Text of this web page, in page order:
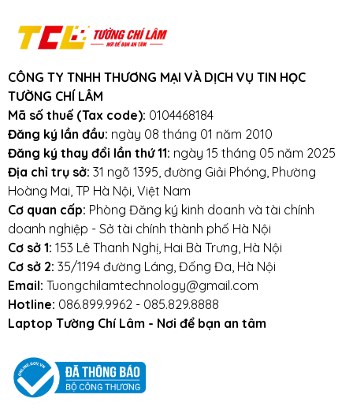
CÔNG TY TNHH THƯƠNG MẠI VÀ DỊCH VỤ TIN HỌC
TƯỜNG CHÍ LÂM
Mã số thuế (Tax code): 0104468184
Đăng ký lần đầu: ngày 08 tháng 01 năm 2010
Đăng ký thay đổi lần thứ 11: ngày 15 tháng 05 năm 2025
Địa chỉ trụ sở: 31 ngõ 1395, đường Giải Phóng, Phường
Hoàng Mai, TP Hà Nội, Việt Nam
Cơ quan cấp: Phòng Đăng ký kinh doanh và tài chính
doanh nghiệp - Sở tài chính thành phố Hà Nội
Cơ sở 1: 153 Lê Thanh Nghị, Hai Bà Trưng, Hà Nội
Cơ sở 2: 35/1194 đường Láng, Đống Đa, Hà Nội
Email: Tuongchilamtechnology@gmail.com
Hotline: 086.899.9962 - 085.829.8888
Laptop Tường Chí Lâm - Nơi để bạn an tâm